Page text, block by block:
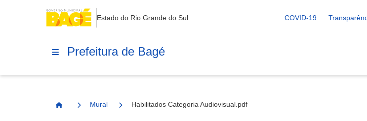
Estado do Rio Grande do Sul COVID-19
Prefeitura de Bagé
Página Inicial
Mural Habilitados Categoria Audiovisual.pdf